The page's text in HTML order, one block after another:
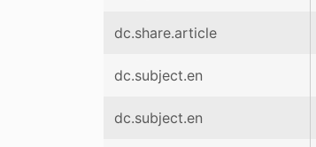
dc.share.article
dc.subject.en
dc.subject.en